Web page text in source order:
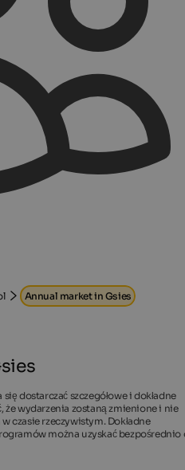
Annual market in Gsies
się dostarczać szczegółowe i dokładne
że wydarzenia zostaną zmienione i nie
czasie rzeczywistym. Dokładne
można uzyskać bezpośrednio